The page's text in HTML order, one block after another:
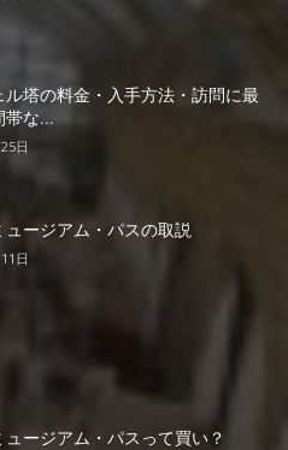
ル塔の料金・入手方法・訪問に最
帯な...
日
ュージアム・パスの取説
日
ュージアム・パスって買い？